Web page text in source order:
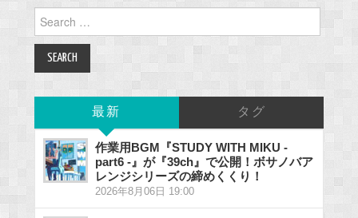
Search
for:
最新 タグ
作業用BGM『STUDY WITH MIKU -
part6 -』が『39ch』で公開！ボサノバア
レンジシリーズの締めくくり！
2026年8月06日 19:00